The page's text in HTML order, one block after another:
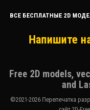
ВСЕ БЕСПЛАТНЫЕ 2D
Напишите
Free 2D models,
and
©2021-2026 Перепечатка